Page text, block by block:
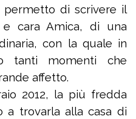
permetto di scrivere il
cara Amica, di una
con la quale in
tanti momenti che
affetto.
2012, la più fredda
a trovarla alla casa di